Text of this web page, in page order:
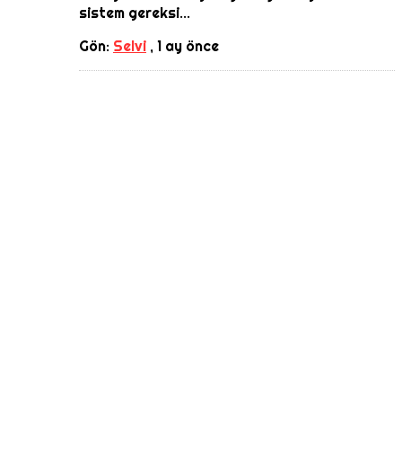
sistem gereksi...
Gön: Selvi ,1 ay önce